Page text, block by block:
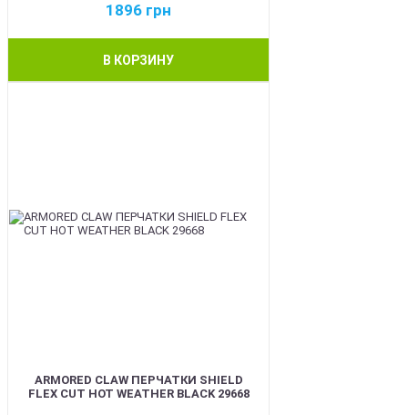
1896 грн
В КОРЗИНУ
ARMORED CLAW ПЕРЧАТКИ SHIELD
FLEX CUT HOT WEATHER BLACK 29668